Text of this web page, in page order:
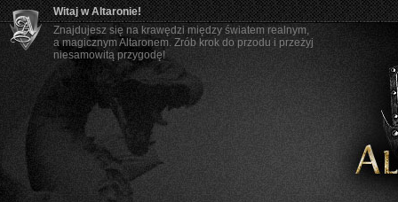
Witaj w Altaronie!
Znajdujesz się na krawędzi między światem realnym,
a magicznym Altaronem. Zrób krok do przodu i przeżyj
niesamowitą przygodę!